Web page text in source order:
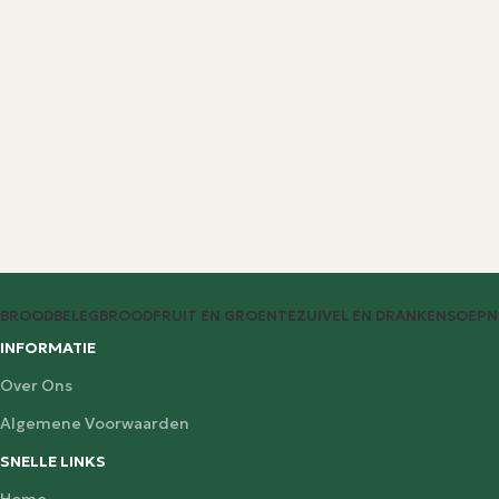
BROODBELEGBROODFRUIT EN GROENTEZUIVEL EN DRANKENSOEP
INFORMATIE
Over Ons
Algemene Voorwaarden
SNELLE LINKS